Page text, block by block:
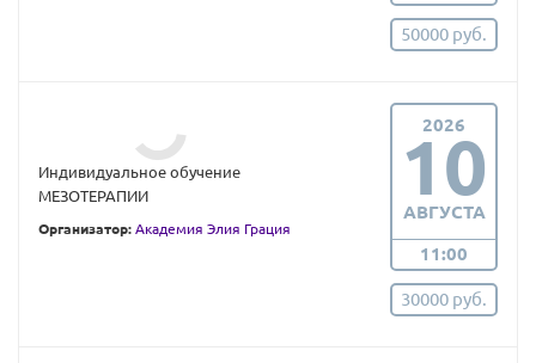
50000 руб.
Индивидуальное обучение
МЕЗОТЕРАПИИ
Организатор: Академия Элия Грация
2026
10
АВГУСТА
11:00
30000 руб.